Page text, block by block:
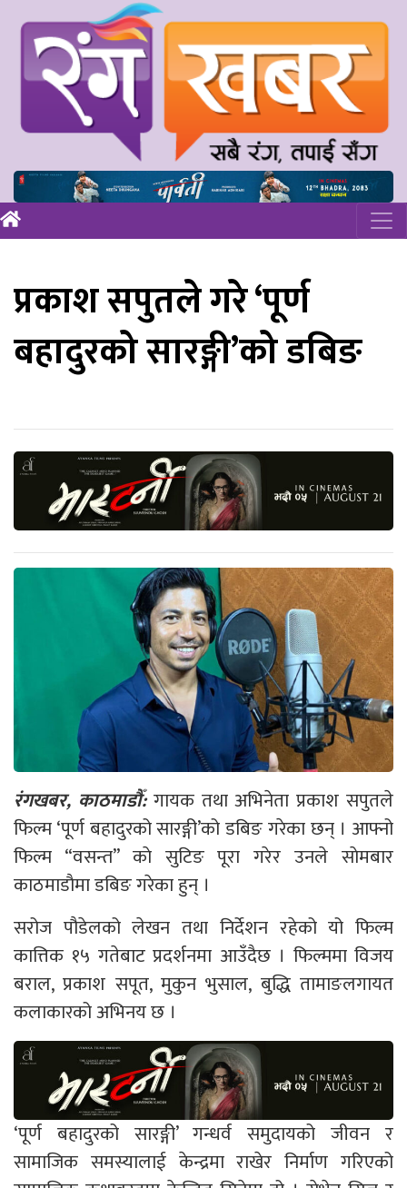
प्रकाश सपुतले गरे ‘पूर्ण
बहादुरको सारङ्गी’को डबिङ
रंगखबर, काठमाडौँ:गायक तथा अभिनेता प्रकाश सपुतले
फिल्म ‘पूर्ण बहादुरको सारङ्गी’को डबिङ गरेका छन् । आफ्नो
फिल्म “वसन्त” काे सुटिङ पूरा गरेर उनले साेमबार
काठमाडाैमा डबिङ गरेका हुन् ।
सरोज पौडेलको लेखन तथा निर्देशन रहेको यो फिल्म
कात्तिक १५ गतेबाट प्रदर्शनमा आउँदैछ । फिल्ममा विजय
बराल, प्रकाश सपूत, मुकुन भुसाल, बुद्धि तामाङलगायत
कलाकारको अभिनय छ ।
‘पूर्ण बहादुरको सारङ्गी’ गन्धर्व समुदायको जीवन र
सामाजिक समस्यालाई केन्द्रमा राखेर निर्माण गरिएको